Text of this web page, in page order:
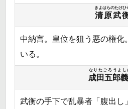
清原武
きよはらのたけひ
中納言。皇位を狙う悪の権化
いる。
成田五郎
なりたごろうよし
武衡の手下で乱暴者「腹出し